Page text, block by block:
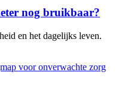
nog bruikbaar?
en het dagelijks leven.